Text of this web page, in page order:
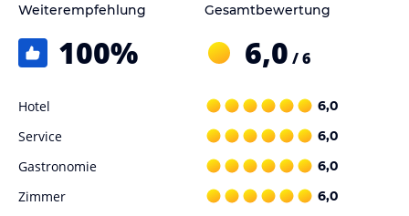
Weiterempfehlung
100%
Gesamtbewertung
6,0 / 6
Hotel 6,0
Service 6,0
Gastronomie 6,0
Zimmer 6,0